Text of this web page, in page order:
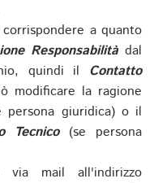
a quanto
Responsabilitàdal
quindi il Contatto
modificare la ragione
giuridica) o il
Tecnico(se persona
mail all'indirizzo